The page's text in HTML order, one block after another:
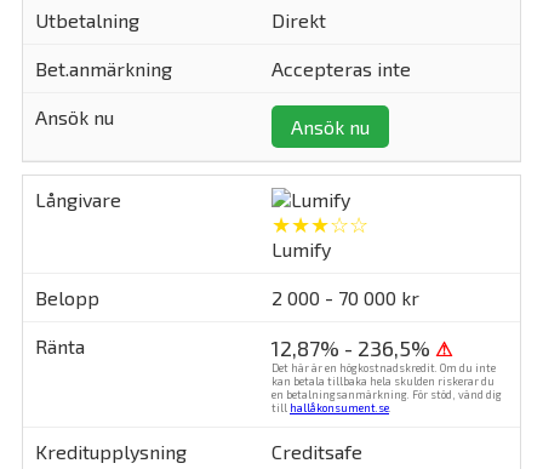
Direkt
Accepteras inte
Ansök nu
★★★☆☆
Lumify
2 000 - 70 000 kr
12,87% - 236,5% ⚠
Det här är en högkostnadskredit. Om du inte
kan betala tillbaka hela skulden riskerar du
en betalningsanmärkning. För stöd, vänd dig
till hallåkonsument.se
Creditsafe